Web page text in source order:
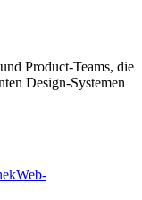
Product-Teams, die
Design-Systemen
Web-